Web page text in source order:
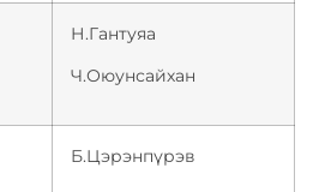
Н.Гантуяа
Ч.Оюунсайхан
Б.Цэрэнпүрэв